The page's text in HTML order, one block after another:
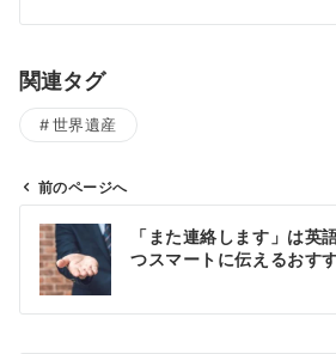
関連タグ
世界遺産
ビ
前のページへ
「また連絡します」は英
つスマートに伝えるおす